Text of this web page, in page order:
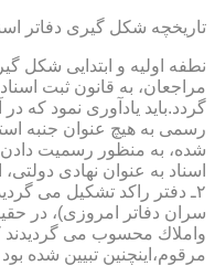
تاریخچه شكل گیری دفاتر
نطفه اولیه و ابتدایی شكل
گردد.باید یادآوری نمود كه
رسمی به هیچ عنوان جنبه
شده، به منظور رسمیت دادن
۲ـ دفتر راكد تشكیل می
سران دفاتر امروزی)، در
مرقوم،اینچنین تبیین شده